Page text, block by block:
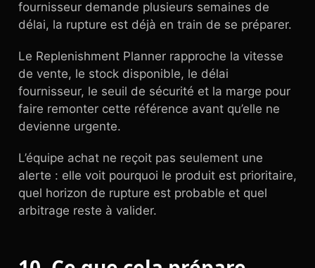
fournisseur demande plusieurs semaines de
délai, la rupture est déjà en train de se préparer.
Le Replenishment Planner rapproche la vitesse
de vente, le stock disponible, le délai
fournisseur, le seuil de sécurité et la marge pour
faire remonter cette référence avant qu’elle ne
devienne urgente.
L’équipe achat ne reçoit pas seulement une
alerte : elle voit pourquoi le produit est prioritaire,
quel horizon de rupture est probable et quel
arbitrage reste à valider.